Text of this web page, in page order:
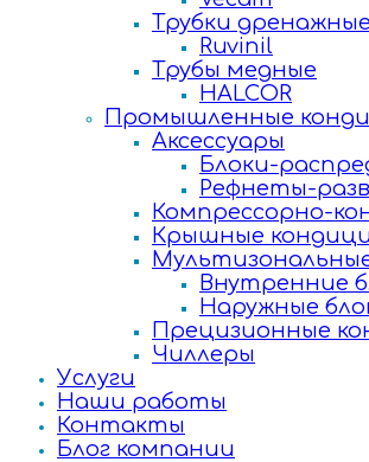
Трубки дренажные
Ruvinil
Трубы медные
HALCOR
Промышленные
Аксессуары
Блоки-
Рефнеты-
Компрессорно-
Крышные
Внутренние
Наружные
Прецизионные
Чиллеры
Услуги
Наши работы
Контакты
Блог компании